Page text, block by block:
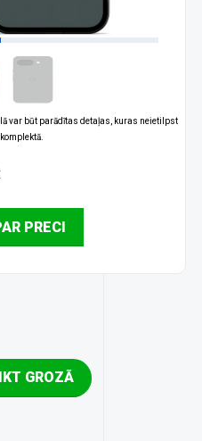
var būt parādītas detaļas, kuras neietilpst
PRECI
GROZĀ